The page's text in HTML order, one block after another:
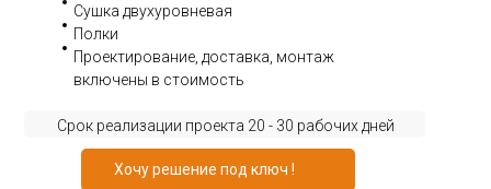
Хочу решение под ключ !
Срок реализации проекта 20 - 30 рабочих дней
Сушка двухуровневая
Полки
Проектирование, доставка, монтаж
включены в стоимость